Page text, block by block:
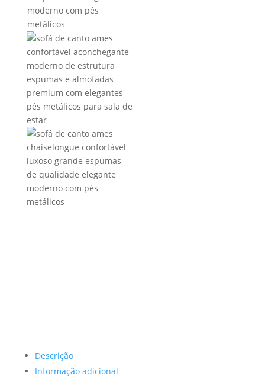
Descrição
Informação adicional